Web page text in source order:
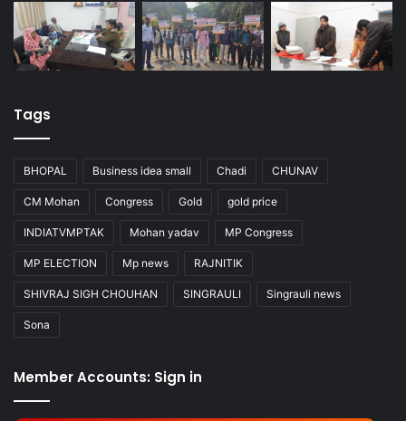
Tags
BHOPAL Business idea small Chadi CHUNAV
CM Mohan Congress Gold gold price
INDIATVMPTAK Mohan yadav MP Congress
MP ELECTION Mp news RAJNITIK
SHIVRAJ SIGH CHOUHAN SINGRAULI Singrauli news
Sona
Member Accounts: Sign in